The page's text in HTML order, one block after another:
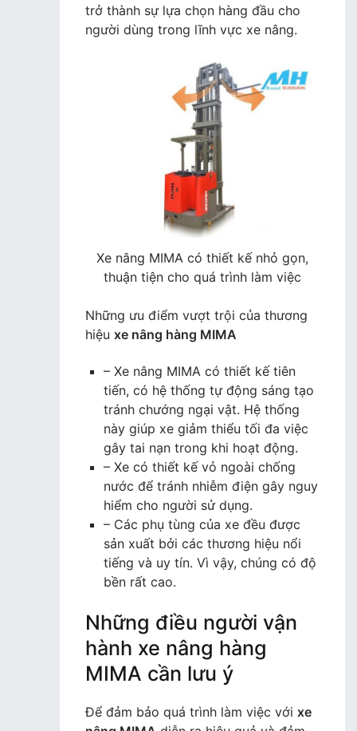
trở thành sự lựa chọn hàng đầu cho
người dùng trong lĩnh vực xe nâng.
Xe nâng MIMA có thiết kế nhỏ gọn,
thuận tiện cho quá trình làm việc
Những ưu điểm vượt trội của thương
hiệu xe nâng hàng MIMA
– Xe nâng MIMA có thiết kế tiên
tiến, có hệ thống tự động sáng tạo
tránh chướng ngại vật. Hệ thống
này giúp xe giảm thiểu tối đa việc
gây tai nạn trong khi hoạt động.
– Xe có thiết kế vỏ ngoài chống
nước để tránh nhiễm điện gây nguy
hiểm cho người sử dụng.
– Các phụ tùng của xe đều được
sản xuất bởi các thương hiệu nổi
tiếng và uy tín. Vì vậy, chúng có độ
bền rất cao.
Những điều người vận
hành xe nâng hàng
MIMA cần lưu ý
Để đảm bảo quá trình làm việc với xe